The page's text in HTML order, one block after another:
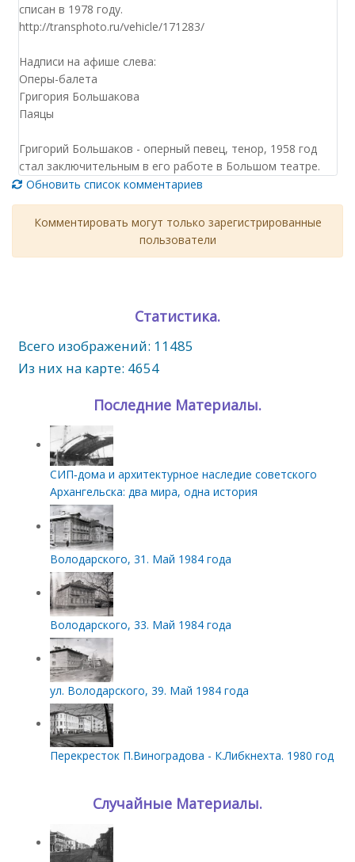
списан в 1978 году.
http://transphoto.ru/vehicle/171283/
Надписи на афише слева:
Оперы-балета
Григория Большакова
Паяцы
Григорий Большаков - оперный певец, тенор, 1958 год
стал заключительным в его работе в Большом театре.
Обновить список комментариев
Комментировать могут только зарегистрированные
пользователи
Статистика.
Всего изображений: 11485
Из них на карте: 4654
Последние Материалы.
СИП‑дома и архитектурное наследие советского
Архангельска: два мира, одна история
Володарского, 31. Май 1984 года
Володарского, 33. Май 1984 года
ул. Володарского, 39. Май 1984 года
Перекресток П.Виноградова - К.Либкнехта. 1980 год
Случайные Материалы.